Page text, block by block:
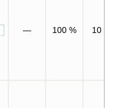
— 100 % 10